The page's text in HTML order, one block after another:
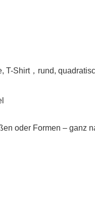
Shirt，rund,
oder Formen – ganz